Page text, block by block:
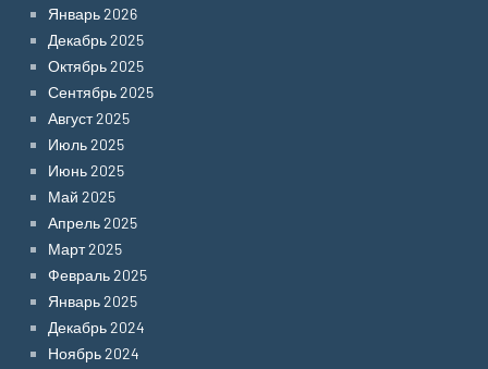
Январь 2026
Декабрь 2025
Октябрь 2025
Сентябрь 2025
Август 2025
Июль 2025
Июнь 2025
Май 2025
Апрель 2025
Март 2025
Февраль 2025
Январь 2025
Декабрь 2024
Ноябрь 2024